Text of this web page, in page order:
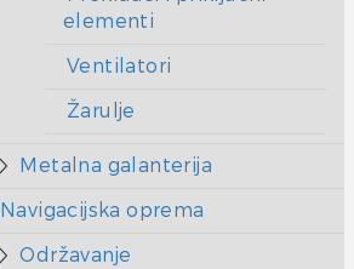
elementi
Ventilatori
Žarulje
Metalna galanterija
Navigacijska oprema
Održavanje